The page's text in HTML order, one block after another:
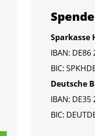
Spar­kas­se
IBAN:
BIC:
Deut­sche
IBAN:
BIC: